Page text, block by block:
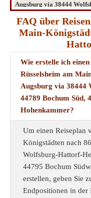
Augsburg via 38444
FAQ über
Main-
Wie erstelle ich
Rüsselsheim am
Augsburg via
44789 Bochum Süd,
Hohenkammer?
Um einen Reiseplan
Königstädten nach
Wolfsburg-Hattorf-
44795 Bochum
erstellen, geben Sie
Endpositionen in der